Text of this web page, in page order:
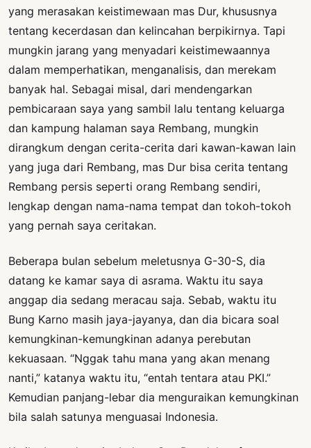
yang merasakan keistimewaan mas Dur, khususnya
tentang kecerdasan dan kelincahan berpikirnya. Tapi
mungkin jarang yang menyadari keistimewaannya
dalam memperhatikan, menganalisis, dan merekam
banyak hal. Sebagai misal, dari mendengarkan
pembicaraan saya yang sambil lalu tentang keluarga
dan kampung halaman saya Rembang, mungkin
dirangkum dengan cerita-cerita dari kawan-kawan lain
yang juga dari Rembang, mas Dur bisa cerita tentang
Rembang persis seperti orang Rembang sendiri,
lengkap dengan nama-nama tempat dan tokoh-tokoh
yang pernah saya ceritakan.
Beberapa bulan sebelum meletusnya G-30-S, dia
datang ke kamar saya di asrama. Waktu itu saya
anggap dia sedang meracau saja. Sebab, waktu itu
Bung Karno masih jaya-jayanya, dan dia bicara soal
kemungkinan-kemungkinan adanya perebutan
kekuasaan. “Nggak tahu mana yang akan menang
nanti,” katanya waktu itu, “entah tentara atau PKI.”
Kemudian panjang-lebar dia menguraikan kemungkinan
bila salah satunya menguasai Indonesia.